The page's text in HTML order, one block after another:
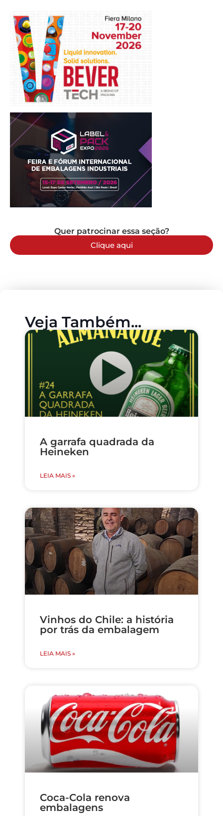
Quer patrocinar essa seção?
Clique aqui
Veja Também...
A garrafa quadrada da
Heineken
LEIA MAIS »
Vinhos do Chile: a história
por trás da embalagem
LEIA MAIS »
Coca-Cola renova
embalagens